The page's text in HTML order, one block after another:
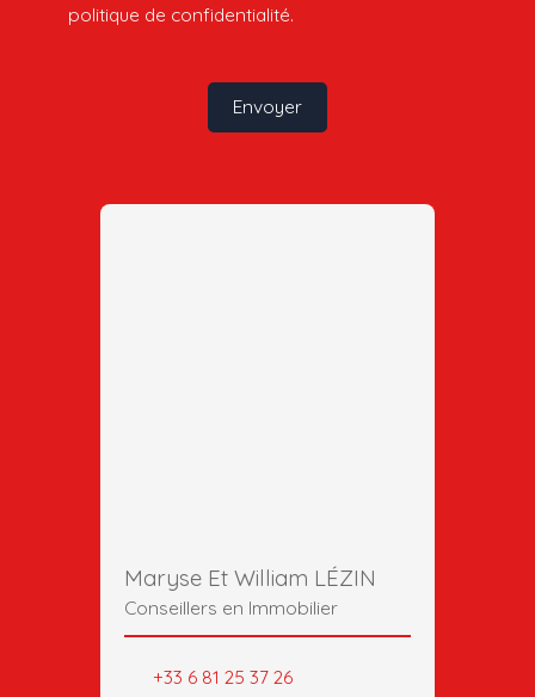
politique de confidentialité.
Envoyer
Maryse Et William LÉZIN
Conseillers en Immobilier
+33 6 81 25 37 26